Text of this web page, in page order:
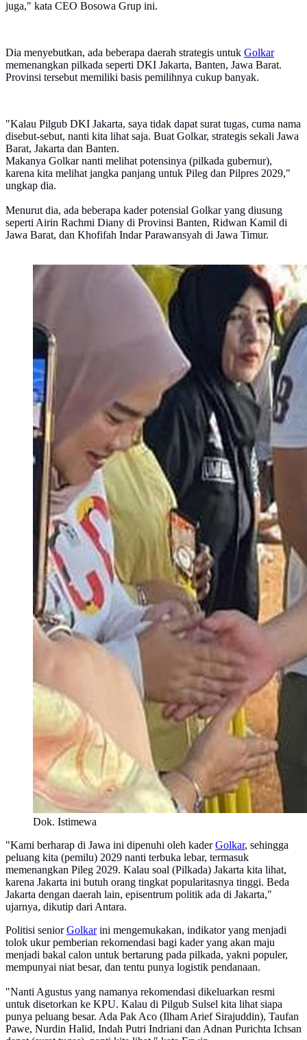
juga," kata CEO Bosowa Grup ini.
Dia menyebutkan, ada beberapa daerah strategis untuk Golkar
memenangkan pilkada seperti DKI Jakarta, Banten, Jawa Barat.
Provinsi tersebut memiliki basis pemilihnya cukup banyak.
"Kalau Pilgub DKI Jakarta, saya tidak dapat surat tugas, cuma nama
disebut-sebut, nanti kita lihat saja. Buat Golkar, strategis sekali Jawa
Barat, Jakarta dan Banten.
Makanya Golkar nanti melihat potensinya (pilkada gubernur),
karena kita melihat jangka panjang untuk Pileg dan Pilpres 2029,"
ungkap dia.
Menurut dia, ada beberapa kader potensial Golkar yang diusung
seperti Airin Rachmi Diany di Provinsi Banten, Ridwan Kamil di
Jawa Barat, dan Khofifah Indar Parawansyah di Jawa Timur.
Dok. Istimewa
"Kami berharap di Jawa ini dipenuhi oleh kaderGolkar, sehingga
peluang kita (pemilu) 2029 nanti terbuka lebar, termasuk
memenangkan Pileg 2029. Kalau soal (Pilkada) Jakarta kita lihat,
karena Jakarta ini butuh orang tingkat popularitasnya tinggi. Beda
Jakarta dengan daerah lain, episentrum politik ada di Jakarta,"
ujarnya, dikutip dari Antara.
Politisi seniorGolkarini mengemukakan, indikator yang menjadi
tolok ukur pemberian rekomendasi bagi kader yang akan maju
menjadi bakal calon untuk bertarung pada pilkada, yakni populer,
mempunyai niat besar, dan tentu punya logistik pendanaan.
"Nanti Agustus yang namanya rekomendasi dikeluarkan resmi
untuk disetorkan ke KPU. Kalau di Pilgub Sulsel kita lihat siapa
punya peluang besar. Ada Pak Aco (Ilham Arief Sirajuddin), Taufan
Pawe, Nurdin Halid, Indah Putri Indriani dan Adnan Purichta Ichsan